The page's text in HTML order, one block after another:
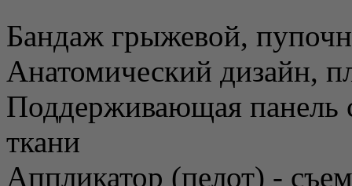
Бандаж грыжевой,
Анатомический дизайн,
Поддерживающая панель
ткани
Аппликатор (пелот) -